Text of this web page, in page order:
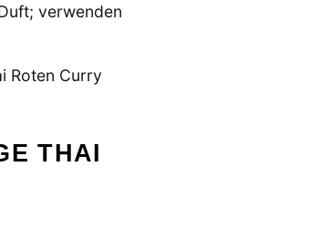
verwenden
Roten Curry
THAI